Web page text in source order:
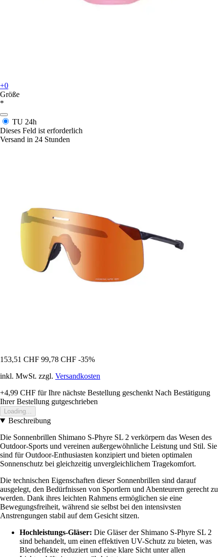
+0
Größe
*
TU 24h
Dieses Feld ist erforderlich
Versand in 24 Stunden
153,51 CHF 99,78 CHF -35%
inkl. MwSt. zzgl. Versandkosten
+4,99 CHF für Ihre nächste Bestellung geschenkt Nach Bestätigung
Ihrer Bestellung gutgeschrieben
Loading...
Beschreibung
Die Sonnenbrillen Shimano S-Phyre SL 2 verkörpern das Wesen des
Outdoor-Sports und vereinen außergewöhnliche Leistung und Stil. Sie
sind für Outdoor-Enthusiasten konzipiert und bieten optimalen
Sonnenschutz bei gleichzeitig unvergleichlichem Tragekomfort.
Die technischen Eigenschaften dieser Sonnenbrillen sind darauf
ausgelegt, den Bedürfnissen von Sportlern und Abenteurern gerecht zu
werden. Dank ihres leichten Rahmens ermöglichen sie eine
Bewegungsfreiheit, während sie selbst bei den intensivsten
Anstrengungen stabil auf dem Gesicht sitzen.
Hochleistungs-Gläser: Die Gläser der Shimano S-Phyre SL 2
sind behandelt, um einen effektiven UV-Schutz zu bieten, was
Blendeffekte reduziert und eine klare Sicht unter allen